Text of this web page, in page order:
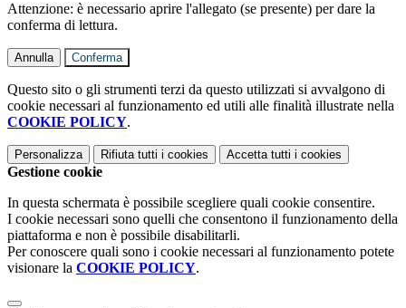
Attenzione: è necessario aprire l'allegato (se presente) per dare la
conferma di lettura.
Annulla Conferma
Questo sito o gli strumenti terzi da questo utilizzati si avvalgono di
cookie necessari al funzionamento ed utili alle finalità illustrate nella
COOKIE POLICY.
Personalizza Rifiuta tutti i cookies Accetta tutti i cookies
Gestione cookie
In questa schermata è possibile scegliere quali cookie consentire.
I cookie necessari sono quelli che consentono il funzionamento della
piattaforma e non è possibile disabilitarli.
Per conoscere quali sono i cookie necessari al funzionamento potete
visionare la COOKIE POLICY.